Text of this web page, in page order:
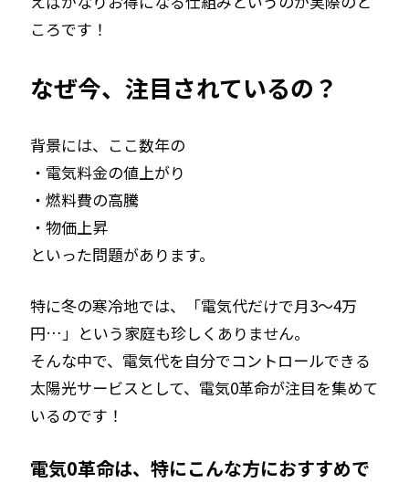
ころです！
なぜ今、注目されているの？
背景には、ここ数年の
・電気料金の値上がり
・燃料費の高騰
・物価上昇
といった問題があります。
特に冬の寒冷地では、「電気代だけで月3〜4万
円…」という家庭も珍しくありません。
そんな中で、電気代を自分でコントロールできる
太陽光サービスとして、電気0革命が注目を集めて
いるのです！
電気0革命は、特にこんな方におすすめで